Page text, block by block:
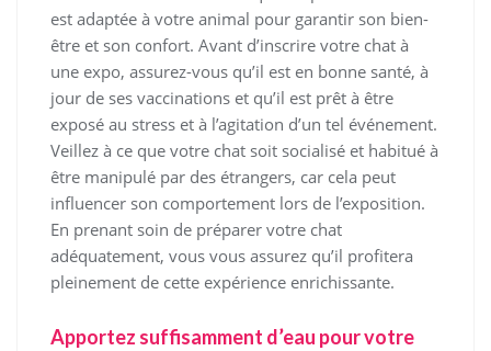
est adaptée à votre animal pour garantir son bien-
être et son confort. Avant d’inscrire votre chat à
une expo, assurez-vous qu’il est en bonne santé, à
jour de ses vaccinations et qu’il est prêt à être
exposé au stress et à l’agitation d’un tel événement.
Veillez à ce que votre chat soit socialisé et habitué à
être manipulé par des étrangers, car cela peut
influencer son comportement lors de l’exposition.
En prenant soin de préparer votre chat
adéquatement, vous vous assurez qu’il profitera
pleinement de cette expérience enrichissante.
Apportez suffisamment d’eau pour votre